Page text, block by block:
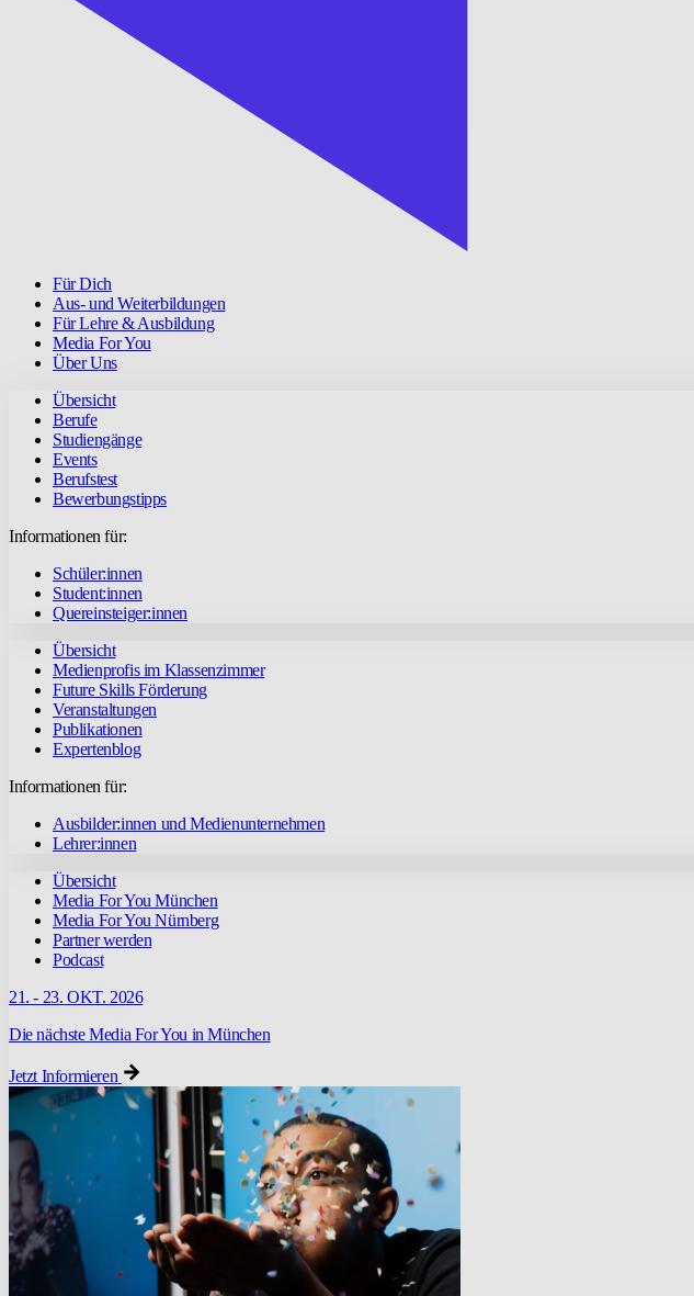
Für Dich
Aus- und Weiterbildungen
Für Lehre & Ausbildung
Media For You
Über Uns
Übersicht
Berufe
Studiengänge
Events
Berufstest
Bewerbungstipps
Informationen für:
Schüler:innen
Student:innen
Quereinsteiger:innen
Übersicht
Medienprofis im Klassenzimmer
Future Skills Förderung
Veranstaltungen
Publikationen
Expertenblog
Informationen für:
Ausbilder:innen und Medienunternehmen
Lehrer:innen
Übersicht
Media For You München
Media For You Nürnberg
Partner werden
Podcast
21. - 23. OKT. 2026
Die nächste Media For You in München
Jetzt Informieren